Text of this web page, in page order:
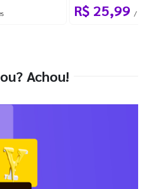
R$ 25,99 / 1
Achou!